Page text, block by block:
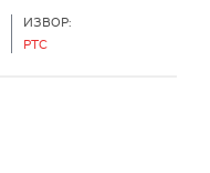
ИЗВОР:
РТС